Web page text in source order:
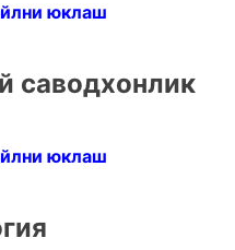
юклаш
саводхонлик
юклаш